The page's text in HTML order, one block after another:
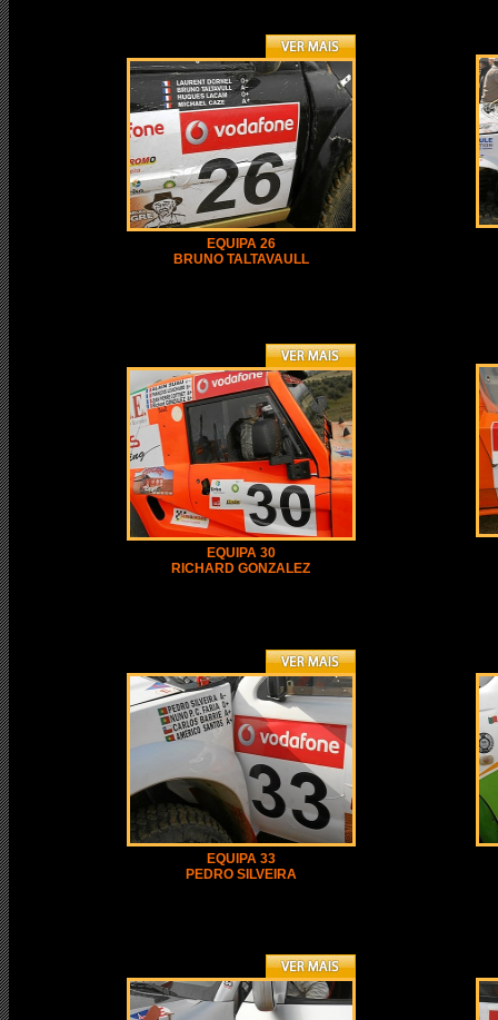
EQUIPA 26
BRUNO TALTAVAULL
EQUIPA 30
RICHARD GONZALEZ
EQUIPA 33
PEDRO SILVEIRA